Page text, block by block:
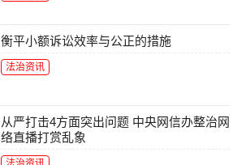
衡平小额诉讼效率与公正的措施
法治资讯
从严打击4方面突出问题 中央网信办整治网
络直播打赏乱象